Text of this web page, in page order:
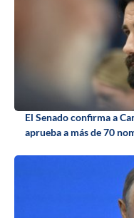
El Senado confirma a
aprueba a más de 70